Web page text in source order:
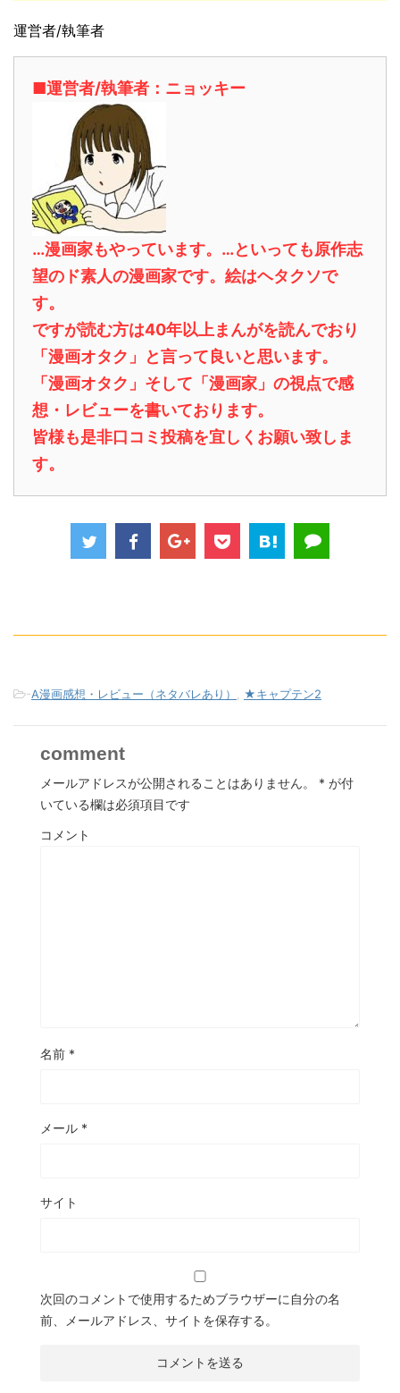
運営者/執筆者
■運営者/執筆者：ニョッキー
…漫画家もやっています。…といっても原作志
望のド素人の漫画家です。絵はヘタクソで
す。
ですが読む方は40年以上まんがを読んでおり
「漫画オタク」と言って良いと思います。
「漫画オタク」そして「漫画家」の視点で感
想・レビューを書いております。
皆様も是非口コミ投稿を宜しくお願い致しま
す。
-A漫画感想・レビュー（ネタバレあり） ★キャプテン2
comment
メールアドレスが公開されることはありません。 * が付
いている欄は必須項目です
コメント
名前 *
メール *
サイト
次回のコメントで使用するためブラウザーに自分の名
前、メールアドレス、サイトを保存する。